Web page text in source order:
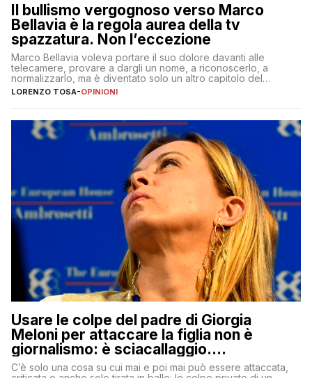
Il bullismo vergognoso verso Marco
Bellavia è la regola aurea della tv
spazzatura. Non l’eccezione
Marco Bellavia voleva portare il suo dolore davanti alle
telecamere, provare a dargli un nome, a riconoscerlo, a
normalizzarlo, ma è diventato solo un altro capitolo del
copione
LORENZO TOSA-OPINIONI
Usare le colpe del padre di Giorgia
Meloni per attaccare la figlia non è
giornalismo: è sciacallaggio.
Dimostriamo di essere diversi
C’è solo una cosa su cui mai e poi mai può essere attaccata,